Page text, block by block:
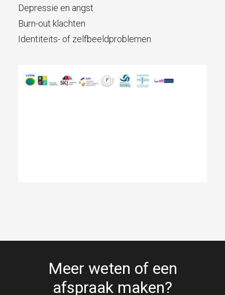
Depressie en angst
Burn-out klachten
Identiteits- of zelfbeeldproblemen
Meer weten of een
afspraak maken?